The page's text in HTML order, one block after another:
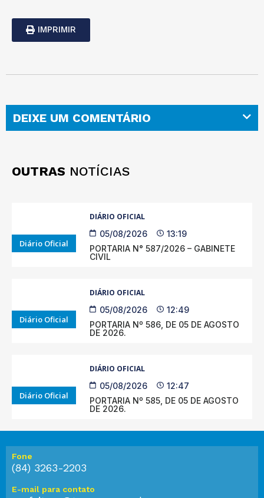
IMPRIMIR
DEIXE UM COMENTÁRIO
OUTRAS NOTÍCIAS
Diário Oficial
DIÁRIO OFICIAL
05/08/2026
13:19
PORTARIA N° 587/2026 – GABINETE
CIVIL
Diário Oficial
DIÁRIO OFICIAL
05/08/2026
12:49
PORTARIA Nº 586, DE 05 DE AGOSTO
DE 2026.
Diário Oficial
DIÁRIO OFICIAL
05/08/2026
12:47
PORTARIA Nº 585, DE 05 DE AGOSTO
DE 2026.
Fone
(84) 3263-2203
E-mail para contato